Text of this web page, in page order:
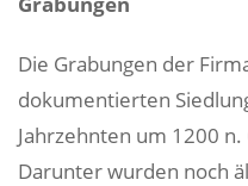
Die Grabungen der
dokumentierten
Jahrzehnten um 1200
Darunter wurden noch